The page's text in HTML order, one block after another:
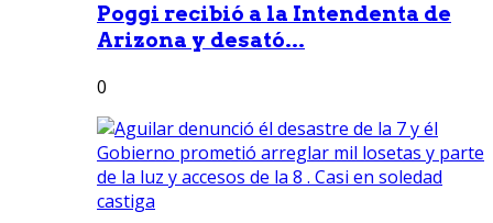
Poggi recibió a la Intendenta de
Arizona y desató...
0